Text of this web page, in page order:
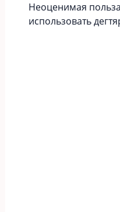
Неоценимая
использовать